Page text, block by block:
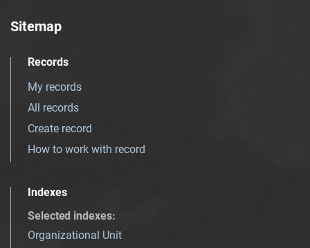
Sitemap
Records
My records
All records
Create record
How to work with record
Indexes
Selected indexes:
Organizational Unit